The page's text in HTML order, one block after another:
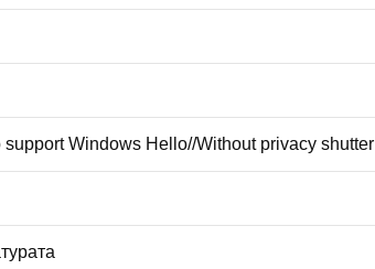
Windows Hello//Without privacy shutter